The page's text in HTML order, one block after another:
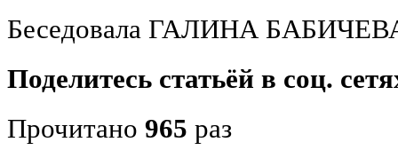
Беседовала ГАЛИНА
Поделитесь статьёй в соц.
Прочитано 965 раз